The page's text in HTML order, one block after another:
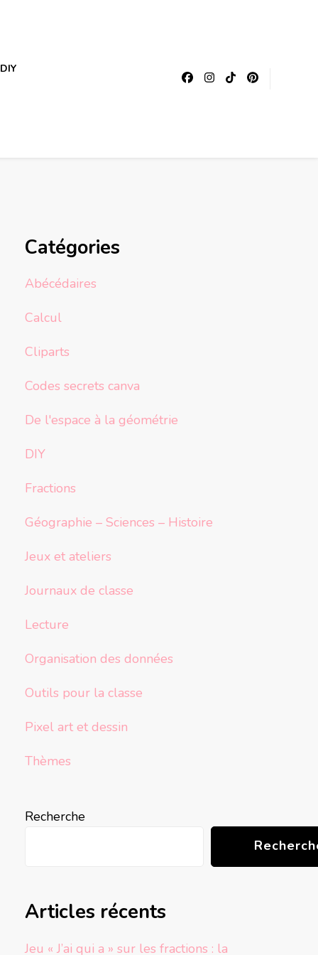
DIY
Catégories
Abécédaires
Calcul
Cliparts
Codes secrets canva
De l'espace à la géométrie
DIY
Fractions
Géographie – Sciences – Histoire
Jeux et ateliers
Journaux de classe
Lecture
Organisation des données
Outils pour la classe
Pixel art et dessin
Thèmes
Recherche
Articles récents
Jeu « J’ai qui a » sur les fractions : la